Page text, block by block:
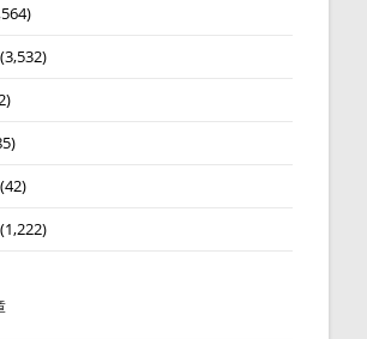
(3,532)
(42)
(1,222)